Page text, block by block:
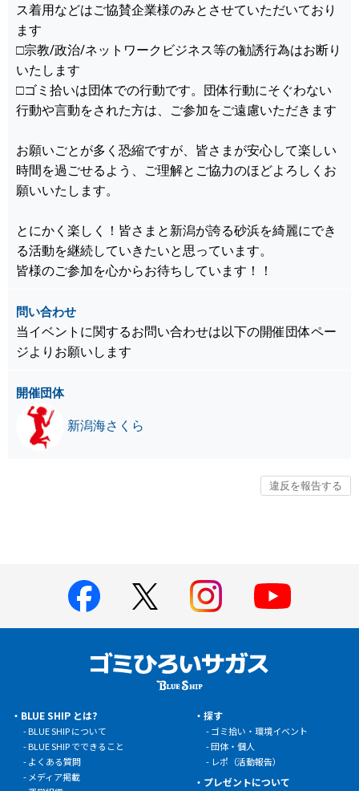
ス着用などはご協賛企業様のみとさせていただいており
ます
□宗教/政治/ネットワークビジネス等の勧誘行為はお断り
いたします
□ゴミ拾いは団体での行動です。団体行動にそぐわない
行動や言動をされた方は、ご参加をご遠慮いただきます
お願いごとが多く恐縮ですが、皆さまが安心して楽しい
時間を過ごせるよう、ご理解とご協力のほどよろしくお
願いいたします。
とにかく楽しく！皆さまと新潟が誇る砂浜を綺麗にでき
る活動を継続していきたいと思っています。
皆様のご参加を心からお待ちしています！！
問い合わせ
当イベントに関するお問い合わせは以下の開催団体ペー
ジよりお願いします
開催団体
新潟海さくら
BLUE SHIP とは?
BLUE SHIP について
BLUE SHIP でできること
よくある質問
メディア掲載
探す
ゴミ拾い・環境イベント
団体・個人
レポ（活動報告）
プレゼントについて